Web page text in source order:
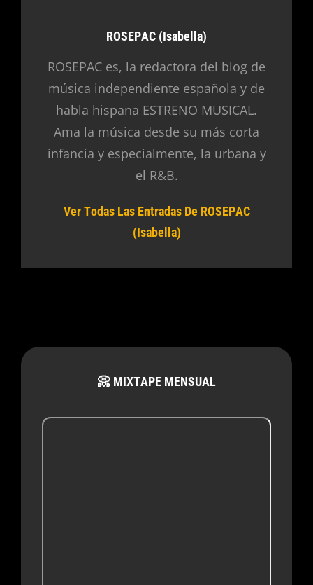
Autor:
ROSEPAC (Isabella)
ROSEPAC es, la redactora del blog de
música independiente española y de
habla hispana ESTRENO MUSICAL.
Ama la música desde su más corta
infancia y especialmente, la urbana y
el R&B.
Ver Todas Las Entradas De ROSEPAC
(Isabella)
📀 MIXTAPE MENSUAL